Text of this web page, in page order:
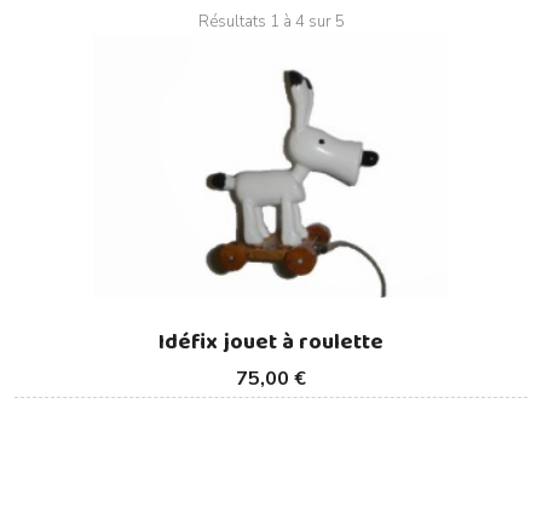
Résultats 1 à 4 sur 5
75,00 €
Idéfix jouet à roulette